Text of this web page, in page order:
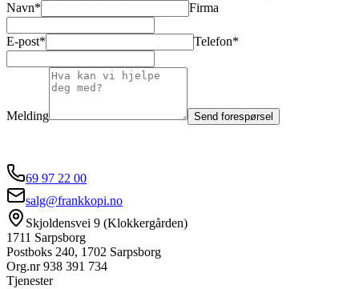
Navn*
Firma
E-post* Telefon*
Melding Send forespørsel
69 97 22 00
salg@frankkopi.no
Skjoldensvei 9 (Klokkergården)
1711 Sarpsborg
Postboks 240, 1702 Sarpsborg
Org.nr938 391 734
Tjenester